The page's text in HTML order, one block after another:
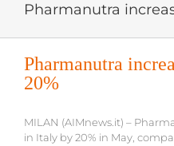
Pharmanutra
Pharmanutra
20%
MILAN (AIMnews.it) –
in Italy by 20% in May,